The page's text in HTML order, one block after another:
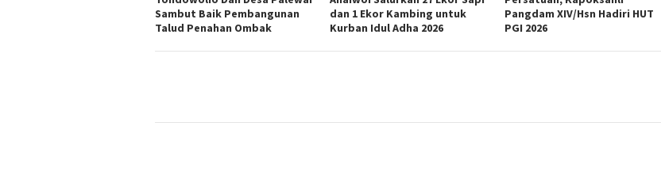
Sambut Baik Pembangunan
Talud Penahan Ombak
dan 1 Ekor Kambing untuk
Kurban Idul Adha 2026
Pangdam XIV/Hsn Hadiri HUT
PGI 2026